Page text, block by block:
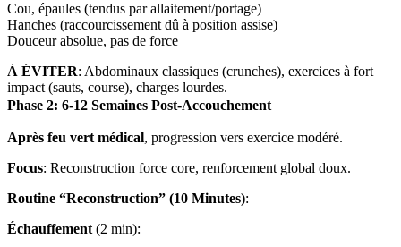
Cou, épaules (tendus par allaitement/portage)
Hanches (raccourcissement dû à position assise)
Douceur absolue, pas de force
À ÉVITER: Abdominaux classiques (crunches), exercices à fort
impact (sauts, course), charges lourdes.
Phase 2: 6-12 Semaines Post-Accouchement
Après feu vert médical, progression vers exercice modéré.
Focus: Reconstruction force core, renforcement global doux.
Routine “Reconstruction” (10 Minutes):
Échauffement (2 min):